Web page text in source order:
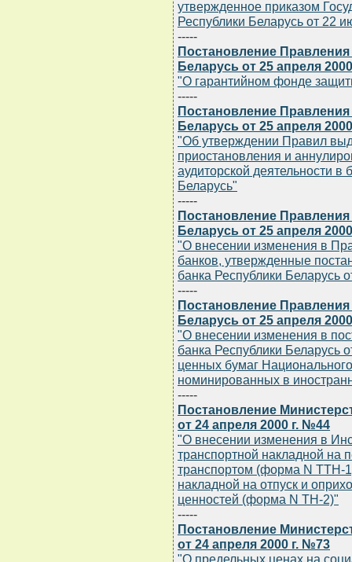
утвержденное приказом
Республики Беларусь от 22
-----
Постановление
Беларусь от 25 апреля
"О гарантийном фонде
-----
Постановление
Беларусь от 25 апреля
"Об утверждении Правил
приостановления и
аудиторской деятельности в
Беларусь"
-----
Постановление
Беларусь от 25 апреля
"О внесении изменения в
банков, утвержденные
банка Республики Беларусь
-----
Постановление
Беларусь от 25 апреля
"О внесении изменения в
банка Республики Беларусь
ценных бумаг
номинированных в
-----
Постановление
от 24 апреля 2000 г. №44
"О внесении изменения в
транспортной накладной на
транспортом (форма N ТТН-
накладной на отпуск и
ценностей (форма N ТН-2)"
-----
Постановление
от 24 апреля 2000 г. №73
"О предельных ценах на